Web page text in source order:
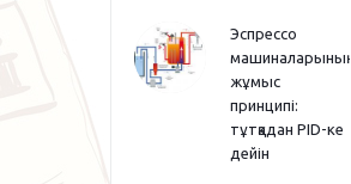
Эспрессо
машиналарының
жұмыс
принципі:
тұтқадан PID-ке
дейін